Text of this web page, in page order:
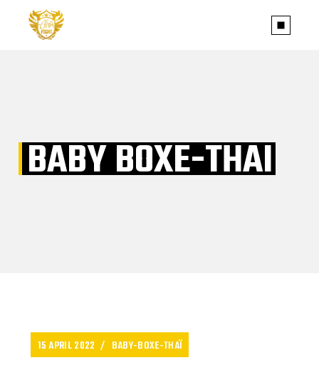
content
BABY BOXE-THAI
15 APRIL 2022 BABY-BOXE-THAÏ